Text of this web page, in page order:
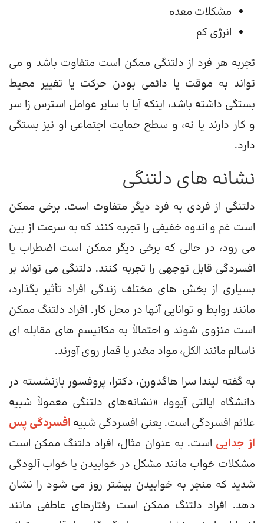
مشکلات معده
انرژی کم
تجربه هر فرد از دلتنگی ممکن است متفاوت باشد و می
تواند به موقت یا دائمی بودن حرکت یا تغییر محیط
بستگی داشته باشد، اینکه آیا با سایر عوامل استرس زا سر
و کار دارند یا نه، و سطح حمایت اجتماعی او نیز بستگی
دارد.
نشانه های دلتنگی
دلتنگی از فردی به فرد دیگر متفاوت است. برخی ممکن
است غم و اندوه خفیفی را تجربه کنند که به سرعت از بین
می رود، در حالی که برخی دیگر ممکن است اضطراب یا
افسردگی قابل توجهی را تجربه کنند. دلتنگی می تواند بر
بسیاری از بخش های مختلف زندگی افراد تأثیر بگذارد،
مانند روابط و توانایی آنها در محل کار. افراد دلتنگ ممکن
است منزوی شوند و احتمالاً به مکانیسم های مقابله ای
ناسالم مانند الکل، مواد مخدر یا قمار روی آورند.
به گفته لیندا سرا هاگدورن، دکترا، پروفسور بازنشسته در
دانشگاه ایالتی آیووا، «نشانه‌های دلتنگی معمولاً شبیه
علائم افسردگی است. یعنی افسردگی شبیه افسردگی پس
از جدایی است. به عنوان مثال، افراد دلتنگ ممکن است
مشکلات خواب مانند مشکل در خوابیدن یا خواب آلودگی
شدید که منجر به خوابیدن بیشتر روز می شود را نشان
دهد. افراد دلتنگ ممکن است رفتارهای عاطفی مانند